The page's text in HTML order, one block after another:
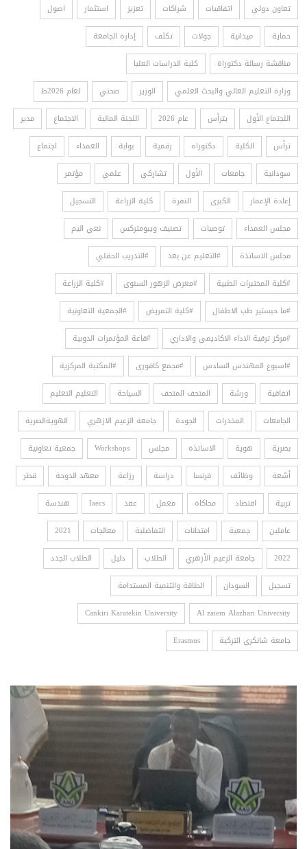
تعاون دولي
اتفاقيات شراكات تعزيز استثمار
اصول
حماية
ميدانية جولات تكثف
إدارة الجامعة
مناقشة رسالة دكتوراة
كلية الدراسات العليا
وزارة التعليم العالي والبحث العلمي
الوزير صحتي
لعام 2026ظ
اللجتماع الأول
يترأس عام 2026 اللجنة المالية الاجتماع
مدير
ترأس
الكلية دكتوراه رقمية بوابة العمداء
اجتماع
سودانية
جامعات الأول تشاركي علمي
مؤتمر
إعادة الإعمار
الكبرى النفرة كلية الزراعة
التسجيل
مجلس العمداء
توصيات تصنيف ويبومتركس
نعي اليم
مجلس الاساتذة
#التعليم عن بعد
#التدريب الحقلي
#كلية المختبرات الطبية
#معرض الزهور السنوى
#كلية الزراعة
#ما حبستير طب الاطفال
#كلية التمريض
#الجمعية التعاونية
#مركز ترقية الاداء الاكاديمى والاداري
#قاعة المؤتمرات الدوبية
#اسبوع المهندس السادس
#مجمع كافورى
#المكتبة المركزية
اتفاقية
ورشة المتحف المتحف السياحة
التعليم التعليم
الجامعات
المخدرات الجودة جامعة الزعيم الازهري
الهويةالصرية
بصرية
هوية الاساتذة مجلس Workshops
جمعية تعاونية
أشعة
وظائف فرنسا دراسة رزاعة معهد الدوحة
قطر
تربية
اقتصاد محاكاة معمل عقد Iaecs
هندسة
عاملين
جمعية امتحانات التفاضلية معالجات
2021
2022
جامعة الزعيم الأزهري الطلاب دليل
الطلاب الجدد
تسجيل
السودان
الطاقة والتنمية المستدامة
Al zaiem Alazhari University
Cankiri Karatekin University
جامعة شانكري التركية
Erasmus